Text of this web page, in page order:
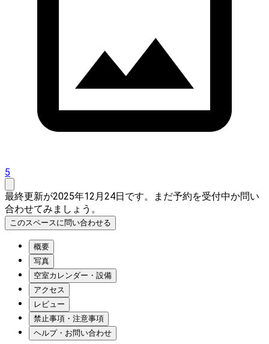
5
最終更新が2025年12月24日です。まだ予約を受付中か問い
合わせてみましょう。
このスペースに問い合わせる
概要
写真
空室カレンダー・設備
アクセス
レビュー
禁止事項・注意事項
ヘルプ・お問い合わせ